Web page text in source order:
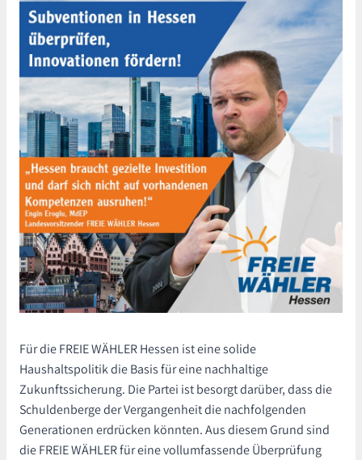
Für die FREIE WÄHLER Hessen ist eine solide
Haushaltspolitik die Basis für eine nachhaltige
Zukunftssicherung. Die Partei ist besorgt darüber, dass die
Schuldenberge der Vergangenheit die nachfolgenden
Generationen erdrücken könnten. Aus diesem Grund sind
die FREIE WÄHLER für eine vollumfassende Überprüfung